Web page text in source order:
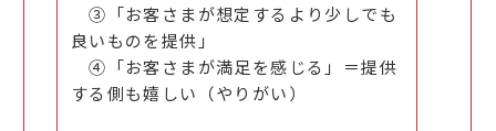
③「お客さまが想定するより少しでも
良いものを提供」
④「お客さまが満足を感じる」＝提供
する側も嬉しい（やりがい）